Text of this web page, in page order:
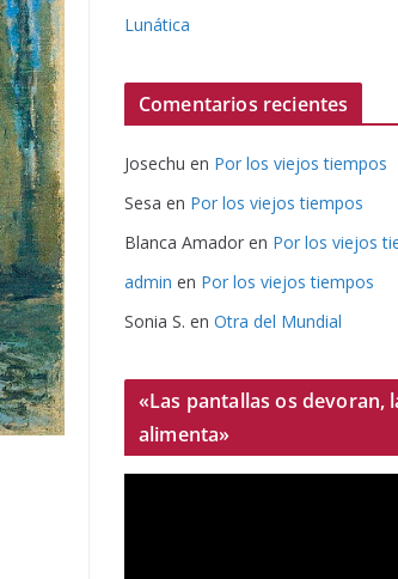
Lunática
Comentarios recientes
Josechu en Por los viejos tiempos
Sesa en Por los viejos tiempos
Blanca Amador en Por los viejos
admin en Por los viejos tiempos
Sonia S. en Otra del Mundial
«Las pantallas os devoran,
alimenta»